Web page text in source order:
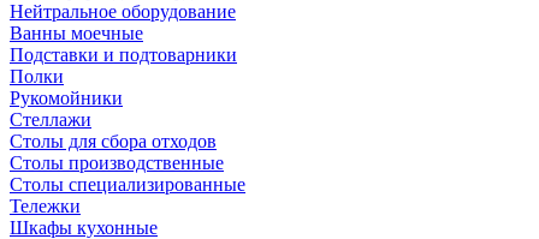
Нейтральное оборудование
Ванны моечные
Подставки и подтоварники
Полки
Рукомойники
Стеллажи
Столы для сбора отходов
Столы производственные
Столы специализированные
Тележки
Шкафы кухонные